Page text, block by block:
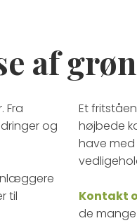
af
Fra
og
til
​Et
højbede
have med
​Kontakt
de